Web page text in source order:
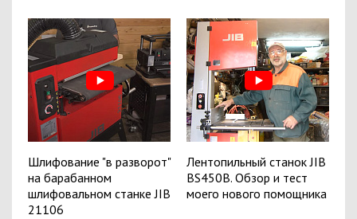
Шлифование "в разворот"
на барабанном
шлифовальном станке JIB
21106
Лентопильный станок JIB
BS450B. Обзор и тест
моего нового помощника